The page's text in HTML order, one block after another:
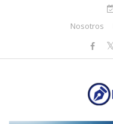
Nosotros